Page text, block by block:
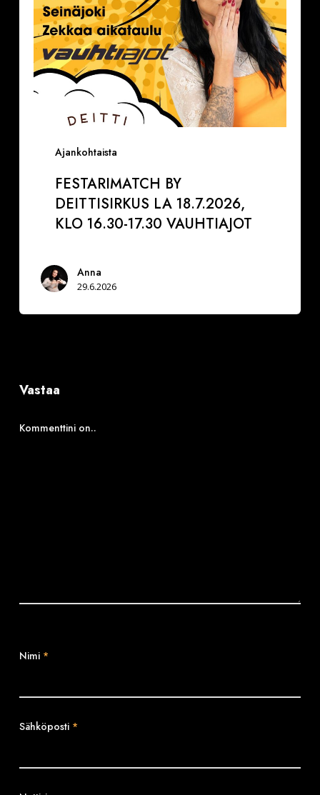
Ajankohtaista
17.30
VAUHTIAJOT
FESTARIMATCH BY
DEITTISIRKUS LA 18.7.2026,
KLO 16.30-17.30 VAUHTIAJOT
Anna
29.6.2026
Vastaa
Kommenttini on..
Nimi *
Sähköposti *